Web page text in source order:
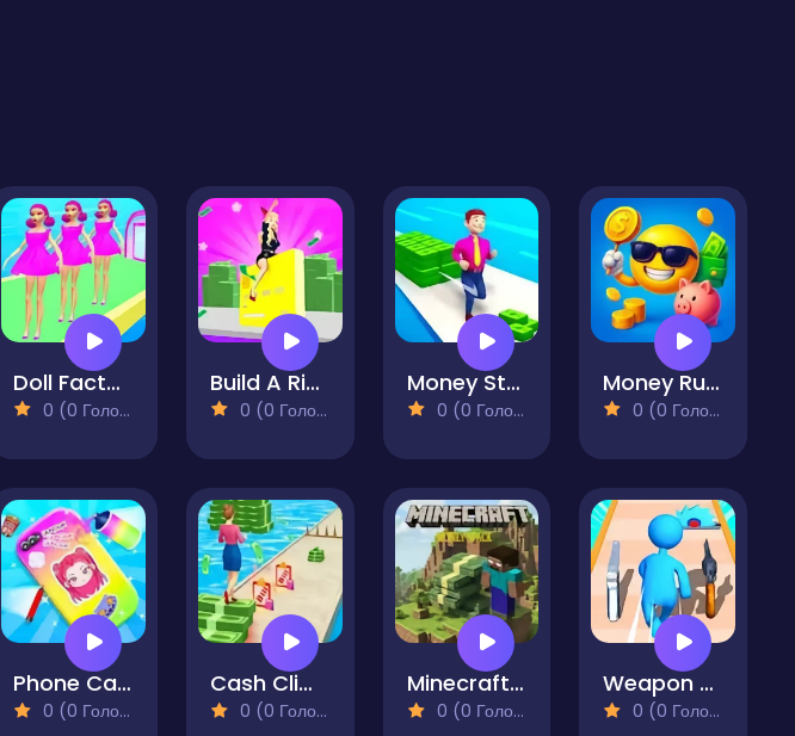
Doll Factory 3D
0 (0 Голосів)
Build A Rich Queen
0 (0 Голосів)
Money Stack Run 3D
0 (0 Голосів)
Money Run ATM Challenge
0 (0 Голосів)
Phone Case Diy Kpop Fans
0 (0 Голосів)
Cash Climb Rush
0 (0 Голосів)
Minecraft Money Stack
0 (0 Голосів)
Weapon Run Battle
0 (0 Голосів)